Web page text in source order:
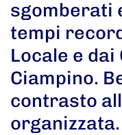
sgomberati
tempi
Locale e
Ciampino.
contrasto
organizzata.